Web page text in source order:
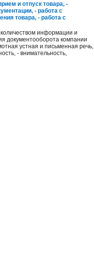
и отпуск товара, -
- работа с
товара, - работа с
информации и
документооборота компании
устная и письменная речь,
- внимательность,